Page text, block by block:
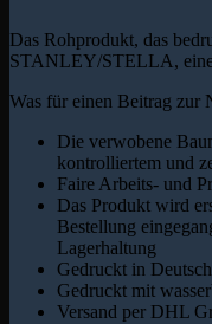
Das Rohprodukt, das
STANLEY/STELLA,
Was für einen Beitrag zur
Die verwobene
kontrolliertem und
Faire Arbeits- und
Das Produkt wird
Bestellung
Lagerhaltung
Gedruckt in
Gedruckt mit
Versand per DHL